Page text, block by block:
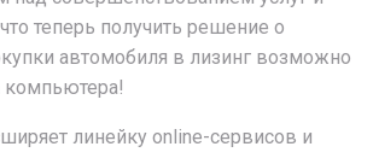
теперь получить решение о
автомобиля в лизинг возможно
компьютера!
линейку online-сервисов и